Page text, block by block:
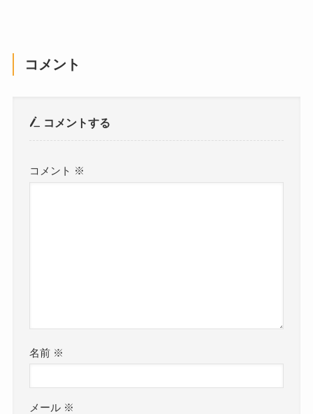
コメント
コメントする
コメント ※
名前 ※
メール ※